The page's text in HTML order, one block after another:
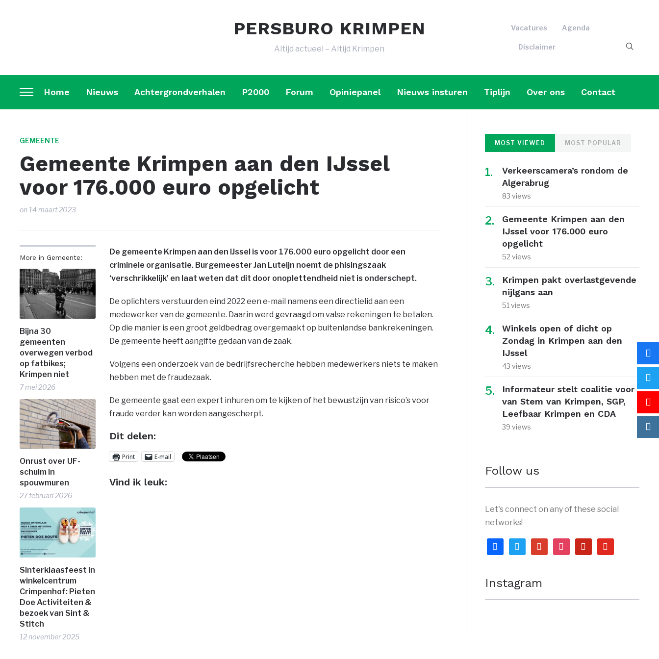
PERSBURO KRIMPEN
Altijd actueel – Altijd Krimpen
Vacatures Agenda
Disclaimer
Toggle
sidebar
navigation
Home Nieuws Achtergrondverhalen P2000 Forum Opiniepanel Nieuws insturen Tiplijn Over ons Contact
GEMEENTE
Gemeente Krimpen aan den IJssel
voor 176.000 euro opgelicht
on 14 maart 2023
More in Gemeente:
Bijna 30
gemeenten
overwegen verbod
op fatbikes;
Krimpen niet
7 mei 2026
Onrust over UF-
schuim in
spouwmuren
27 februari 2026
Sinterklaasfeest in
winkelcentrum
Crimpenhof: Pieten
Doe Activiteiten &
bezoek van Sint &
Stitch
12 november 2025
De gemeente Krimpen aan den IJssel is voor 176.000 euro opgelicht door een
criminele organisatie. Burgemeester Jan Luteijn noemt de phisingszaak
‘verschrikkelijk’ en laat weten dat dit door onoplettendheid niet is onderschept.
De oplichters verstuurden eind 2022 een e-mail namens een directielid aan een
medewerker van de gemeente. Daarin werd gevraagd om valse rekeningen te betalen.
Op die manier is een groot geldbedrag overgemaakt op buitenlandse bankrekeningen.
De gemeente heeft aangifte gedaan van de zaak.
Volgens een onderzoek van de bedrijfsrecherche hebben medewerkers niets te maken
hebben met de fraudezaak.
De gemeente gaat een expert inhuren om te kijken of het bewustzijn van risico’s voor
fraude verder kan worden aangescherpt.
Dit delen:
Print E-mail
Vind ik leuk:
MOST VIEWED MOST POPULAR
Verkeerscamera’s rondom de
Algerabrug
83 views
Gemeente Krimpen aan den
IJssel voor 176.000 euro
opgelicht
52 views
Krimpen pakt overlastgevende
nijlgans aan
51 views
Winkels open of dicht op
Zondag in Krimpen aan den
IJssel
43 views
Informateur stelt coalitie voor
van Stem van Krimpen, SGP,
Leefbaar Krimpen en CDA
39 views
Follow us
Let's connect on any of these social
networks!
facebooktwitter google instagrampinterestyoutube
Instagram